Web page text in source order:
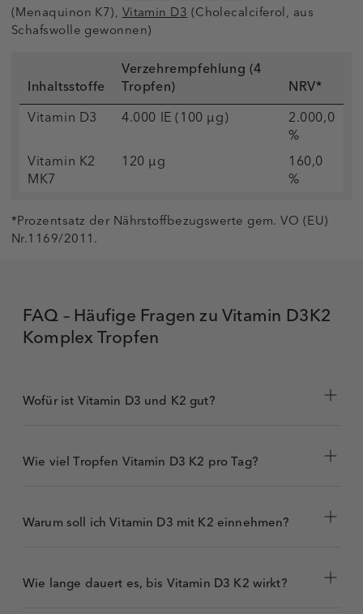
(Menaquinon K7),Vitamin D3(Cholecalciferol, aus
Schafswolle gewonnen)
Inhaltsstoffe
Verzehrempfehlung (4
Tropfen)
NRV*
Vitamin D3
4.000 IE (100 µg) 2.000,0
%
Vitamin K2
MK7
120 µg 160,0
%
*Prozentsatz der Nährstoffbezugswerte gem. VO (EU)
Nr.1169/2011.
FAQ – Häufige Fragen zu Vitamin D3K2
Komplex Tropfen
Wofür ist Vitamin D3 und K2 gut?
Calciumspiegel im
Knochen und
Zähne
1,2
Wie viel Tropfen Vitamin D3 K2 pro Tag?
Tropfen nehmen Erwachsene täglich 4 Tropfen;
Warum soll ich Vitamin D3 mit K2 einnehmen?
Wie lange dauert es, bis Vitamin D3 K2 wirkt?